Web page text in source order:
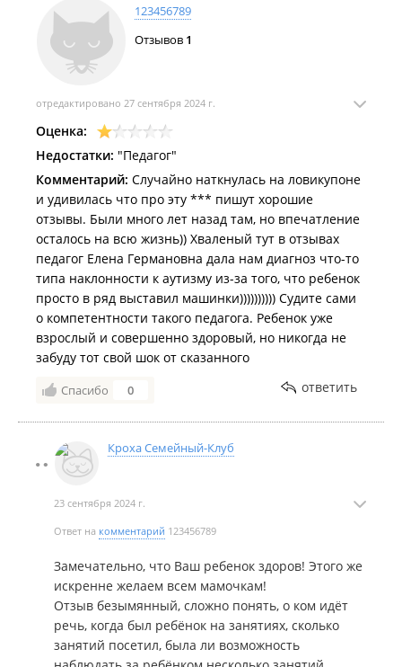
123456789
Отзывов 1
отредактировано 27 сентября 2024 г.
Оценка:
Недостатки: "Педагог"
Комментарий: Случайно наткнулась на ловикупоне
и удивилась что про эту *** пишут хорошие
отзывы. Были много лет назад там, но впечатление
осталось на всю жизнь)) Хваленый тут в отзывах
педагог Елена Германовна дала нам диагноз что-то
типа наклонности к аутизму из-за того, что ребенок
просто в ряд выставил машинки)))))))))) Судите сами
о компетентности такого педагога. Ребенок уже
взрослый и совершенно здоровый, но никогда не
забуду тот свой шок от сказанного
Спасибо 0 ответить
Кроха Семейный-Клуб
23 сентября 2024 г.
Ответ на комментарий 123456789
Замечательно, что Ваш ребенок здоров! Этого же
искренне желаем всем мамочкам!
Отзыв безымянный, сложно понять, о ком идёт
речь, когда был ребёнок на занятиях, сколько
занятий посетил, была ли возможность